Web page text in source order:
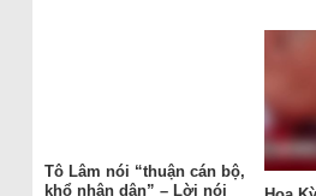
Tô Lâm nói “thuận cán bộ,
khổ nhân dân” – Lời nói